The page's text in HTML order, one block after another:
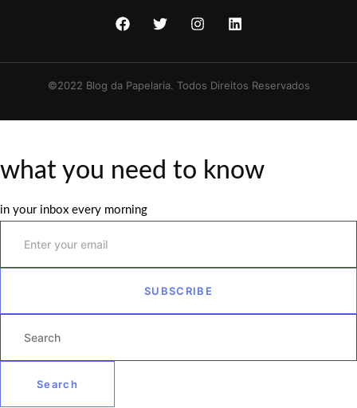
©2022 Blog da Papelaria. Todos Direitos Reservados
what you need to know
in your inbox every morning
SUBSCRIBE
Search